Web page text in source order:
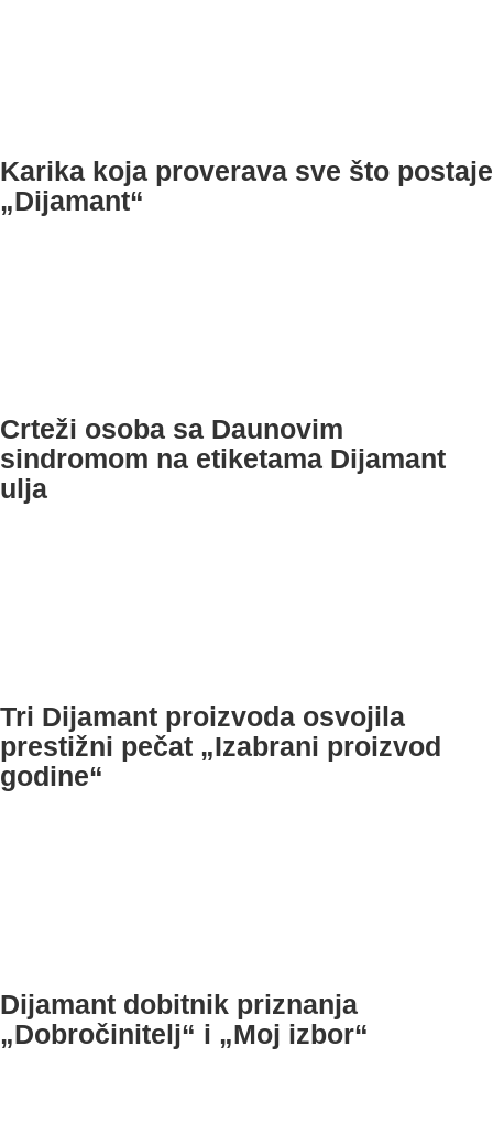
Karika koja proverava sve što postaje
„Dijamant“
Crteži osoba sa Daunovim
sindromom na etiketama Dijamant
ulja
Tri Dijamant proizvoda osvojila
prestižni pečat „Izabrani proizvod
godine“
Dijamant dobitnik priznanja
„Dobročinitelj“ i „Moj izbor“